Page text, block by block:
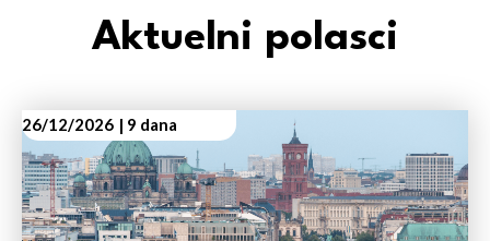
Aktuelni polasci
26/12/2026 | 9 dana